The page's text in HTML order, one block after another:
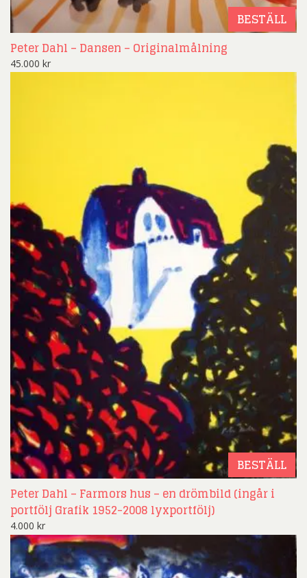
BESTÄLL
Peter Dahl – Dansen – Originalmålning
45.000 kr
BESTÄLL
Peter Dahl – Farmors hus – en drömbild (ingår i
portfölj Grafik 1952-2008 lyxportfölj)
4.000 kr